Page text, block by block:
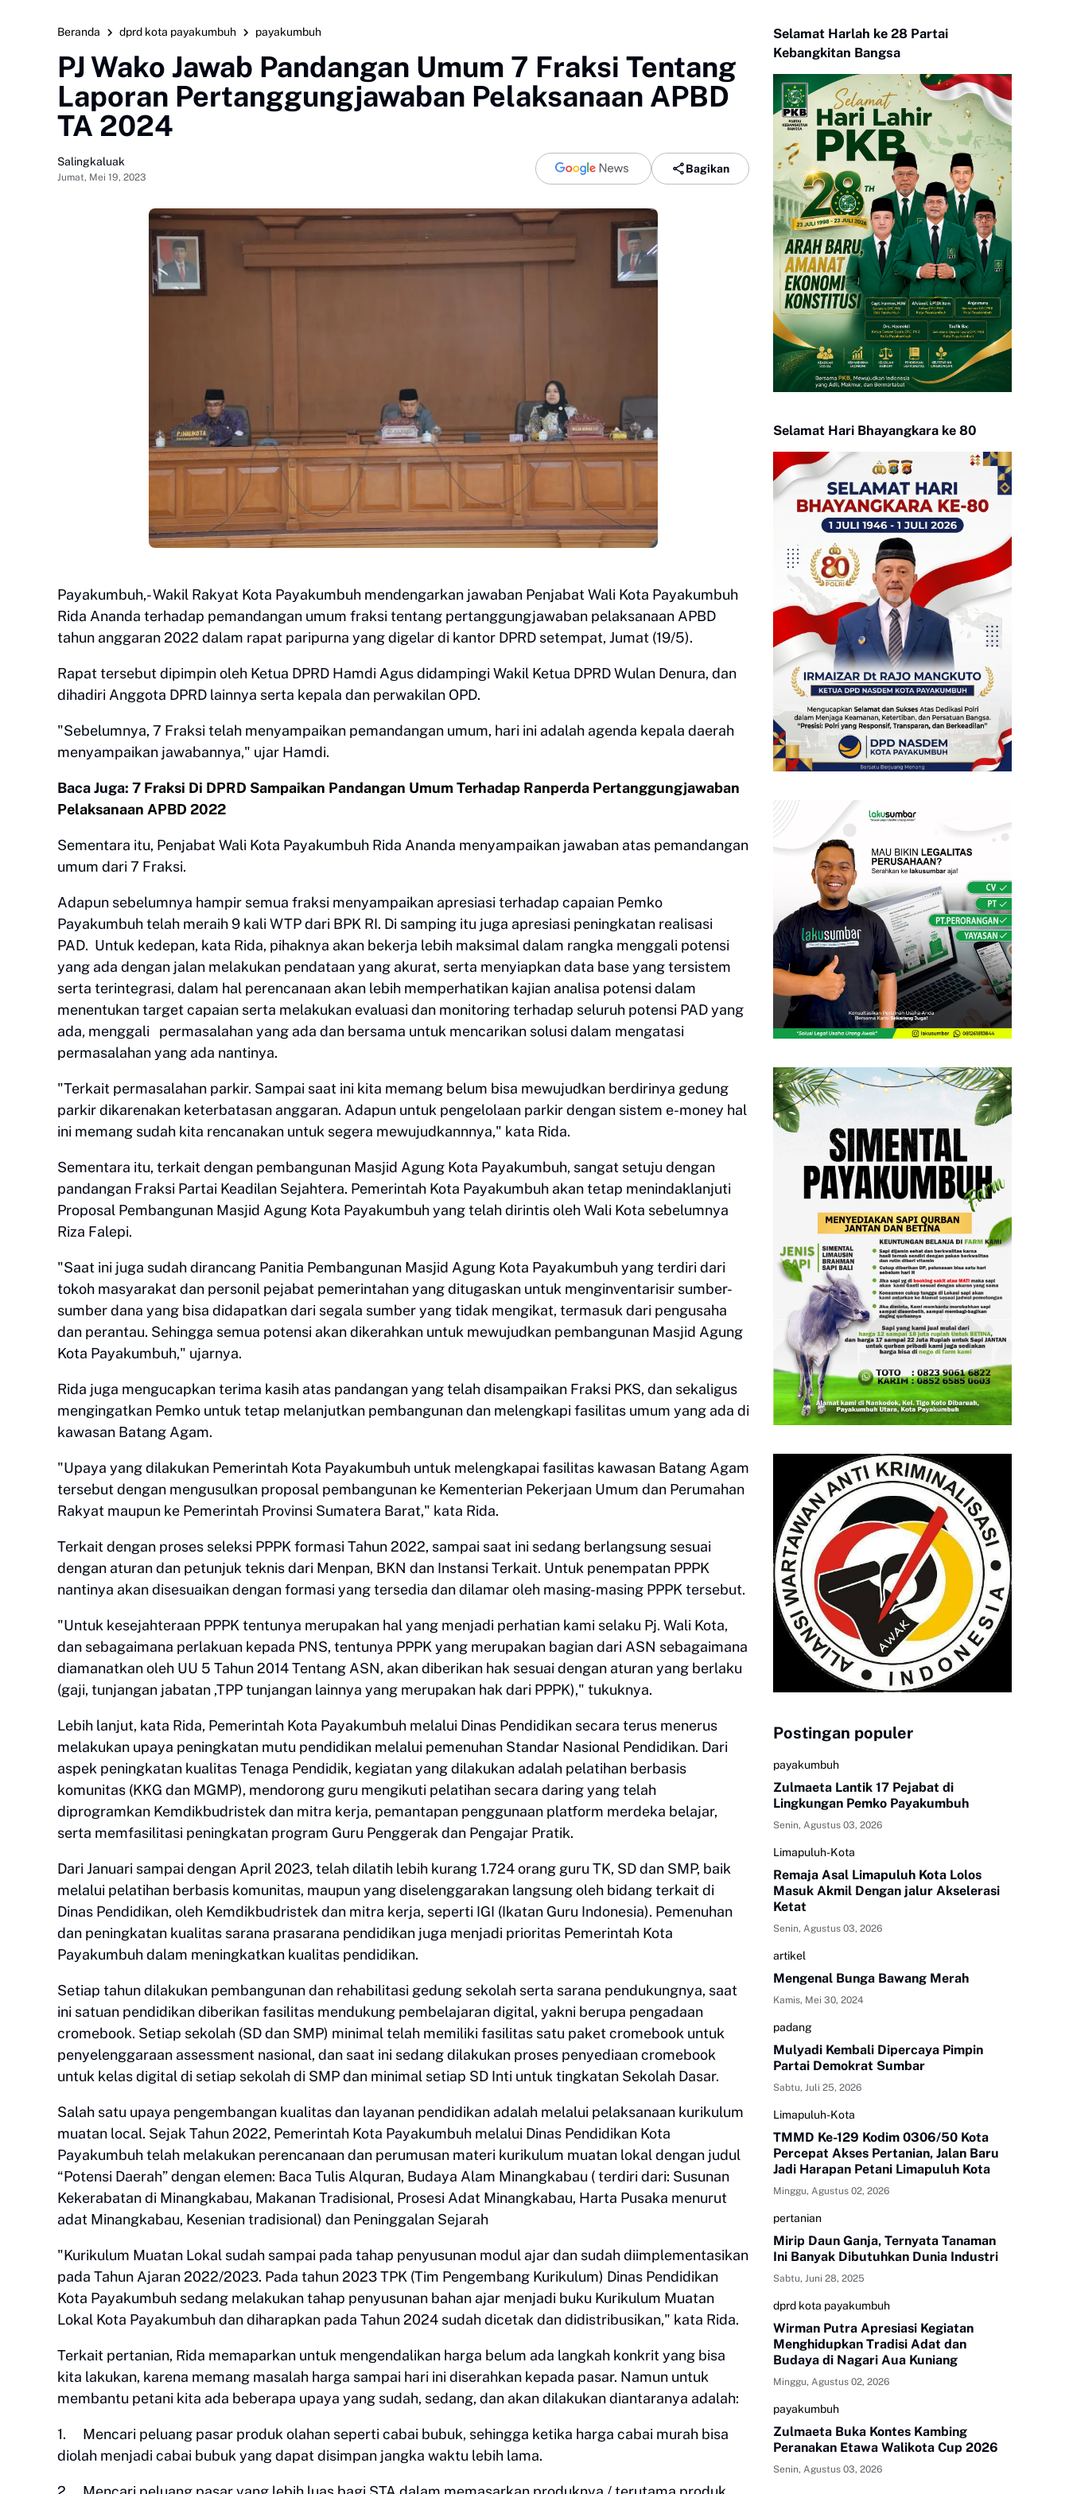
Beranda dprd kota payakumbuh payakumbuh
PJ Wako Jawab Pandangan Umum 7 Fraksi Tentang
Laporan Pertanggungjawaban Pelaksanaan APBD
TA 2024
Salingkaluak
Jumat, Mei 19, 2023
Bagikan
Payakumbuh,- Wakil Rakyat Kota Payakumbuh mendengarkan jawaban Penjabat Wali Kota Payakumbuh
Rida Ananda terhadap pemandangan umum fraksi tentang pertanggungjawaban pelaksanaan APBD
tahun anggaran 2022 dalam rapat paripurna yang digelar di kantor DPRD setempat, Jumat (19/5).
Rapat tersebut dipimpin oleh Ketua DPRD Hamdi Agus didampingi Wakil Ketua DPRD Wulan Denura, dan
dihadiri Anggota DPRD lainnya serta kepala dan perwakilan OPD.
"Sebelumnya, 7 Fraksi telah menyampaikan pemandangan umum, hari ini adalah agenda kepala daerah
menyampaikan jawabannya," ujar Hamdi.
Baca Juga: 7 Fraksi Di DPRD Sampaikan Pandangan Umum Terhadap Ranperda Pertanggungjawaban
Pelaksanaan APBD 2022
Sementara itu, Penjabat Wali Kota Payakumbuh Rida Ananda menyampaikan jawaban atas pemandangan
umum dari 7 Fraksi.
Adapun sebelumnya hampir semua fraksi menyampaikan apresiasi terhadap capaian Pemko
Payakumbuh telah meraih 9 kali WTP dari BPK RI. Di samping itu juga apresiasi peningkatan realisasi
PAD. Untuk kedepan, kata Rida, pihaknya akan bekerja lebih maksimal dalam rangka menggali potensi
yang ada dengan jalan melakukan pendataan yang akurat, serta menyiapkan data base yang tersistem
serta terintegrasi, dalam hal perencanaan akan lebih memperhatikan kajian analisa potensi dalam
menentukan target capaian serta melakukan evaluasi dan monitoring terhadap seluruh potensi PAD yang
ada, menggali
permasalahan yang ada dan bersama untuk mencarikan solusi dalam mengatasi
permasalahan yang ada nantinya.
"Terkait permasalahan parkir. Sampai saat ini kita memang belum bisa mewujudkan berdirinya gedung
parkir dikarenakan keterbatasan anggaran. Adapun untuk pengelolaan parkir dengan sistem e-money hal
ini memang sudah kita rencanakan untuk segera mewujudkannnya," kata Rida.
Sementara itu, terkait dengan pembangunan Masjid Agung Kota Payakumbuh, sangat setuju dengan
pandangan Fraksi Partai Keadilan Sejahtera. Pemerintah Kota Payakumbuh akan tetap menindaklanjuti
Proposal Pembangunan Masjid Agung Kota Payakumbuh yang telah dirintis oleh Wali Kota sebelumnya
Riza Falepi.
"Saat ini juga sudah dirancang Panitia Pembangunan Masjid Agung Kota Payakumbuh yang terdiri dari
tokoh masyarakat dan personil pejabat pemerintahan yang ditugaskan untuk menginventarisir sumber-
sumber dana yang bisa didapatkan dari segala sumber yang tidak mengikat, termasuk dari pengusaha
dan perantau. Sehingga semua potensi akan dikerahkan untuk mewujudkan pembangunan Masjid Agung
Kota Payakumbuh," ujarnya.
Rida juga mengucapkan terima kasih atas pandangan yang telah disampaikan Fraksi PKS, dan sekaligus
mengingatkan Pemko untuk tetap melanjutkan pembangunan dan melengkapi fasilitas umum yang ada di
kawasan Batang Agam.
"Upaya yang dilakukan Pemerintah Kota Payakumbuh untuk melengkapai fasilitas kawasan Batang Agam
tersebut dengan mengusulkan proposal pembangunan ke Kementerian Pekerjaan Umum dan Perumahan
Rakyat maupun ke Pemerintah Provinsi Sumatera Barat," kata Rida.
Terkait dengan proses seleksi PPPK formasi Tahun 2022, sampai saat ini sedang berlangsung sesuai
dengan aturan dan petunjuk teknis dari Menpan, BKN dan Instansi Terkait. Untuk penempatan PPPK
nantinya akan disesuaikan dengan formasi yang tersedia dan dilamar oleh masing-masing PPPK tersebut.
"Untuk kesejahteraan PPPK tentunya merupakan hal yang menjadi perhatian kami selaku Pj. Wali Kota,
dan sebagaimana perlakuan kepada PNS, tentunya PPPK yang merupakan bagian dari ASN sebagaimana
diamanatkan oleh UU 5 Tahun 2014 Tentang ASN, akan diberikan hak sesuai dengan aturan yang berlaku
(gaji, tunjangan jabatan ,TPP tunjangan lainnya yang merupakan hak dari PPPK)," tukuknya.
Lebih lanjut, kata Rida, Pemerintah Kota Payakumbuh melalui Dinas Pendidikan secara terus menerus
melakukan upaya peningkatan mutu pendidikan melalui pemenuhan Standar Nasional Pendidikan. Dari
aspek peningkatan kualitas Tenaga Pendidik, kegiatan yang dilakukan adalah pelatihan berbasis
komunitas (KKG dan MGMP), mendorong guru mengikuti pelatihan secara daring yang telah
diprogramkan Kemdikbudristek dan mitra kerja, pemantapan penggunaan platform merdeka belajar,
serta memfasilitasi peningkatan program Guru Penggerak dan Pengajar Pratik.
Dari Januari sampai dengan April 2023, telah dilatih lebih kurang 1.724 orang guru TK, SD dan SMP, baik
melalui pelatihan berbasis komunitas, maupun yang diselenggarakan langsung oleh bidang terkait di
Dinas Pendidikan, oleh Kemdikbudristek dan mitra kerja, seperti IGI (Ikatan Guru Indonesia). Pemenuhan
dan peningkatan kualitas sarana prasarana pendidikan juga menjadi prioritas Pemerintah Kota
Payakumbuh dalam meningkatkan kualitas pendidikan.
Setiap tahun dilakukan pembangunan dan rehabilitasi gedung sekolah serta sarana pendukungnya, saat
ini satuan pendidikan diberikan fasilitas mendukung pembelajaran digital, yakni berupa pengadaan
cromebook. Setiap sekolah (SD dan SMP) minimal telah memiliki fasilitas satu paket cromebook untuk
penyelenggaraan assessment nasional, dan saat ini sedang dilakukan proses penyediaan cromebook
untuk kelas digital di setiap sekolah di SMP dan minimal setiap SD Inti untuk tingkatan Sekolah Dasar.
Salah satu upaya pengembangan kualitas dan layanan pendidikan adalah melalui pelaksanaan kurikulum
muatan local. Sejak Tahun 2022, Pemerintah Kota Payakumbuh melalui Dinas Pendidikan Kota
Payakumbuh telah melakukan perencanaan dan perumusan materi kurikulum muatan lokal dengan judul
“Potensi Daerah” dengan elemen: Baca Tulis Alquran, Budaya Alam Minangkabau ( terdiri dari: Susunan
Kekerabatan di Minangkabau, Makanan Tradisional, Prosesi Adat Minangkabau, Harta Pusaka menurut
adat Minangkabau, Kesenian tradisional) dan Peninggalan Sejarah
"Kurikulum Muatan Lokal sudah sampai pada tahap penyusunan modul ajar dan sudah diimplementasikan
pada Tahun Ajaran 2022/2023. Pada tahun 2023 TPK (Tim Pengembang Kurikulum) Dinas Pendidikan
Kota Payakumbuh sedang melakukan tahap penyusunan bahan ajar menjadi buku Kurikulum Muatan
Lokal Kota Payakumbuh dan diharapkan pada Tahun 2024 sudah dicetak dan didistribusikan," kata Rida.
Terkait pertanian, Rida memaparkan untuk mengendalikan harga belum ada langkah konkrit yang bisa
kita lakukan, karena memang masalah harga sampai hari ini diserahkan kepada pasar. Namun untuk
membantu petani kita ada beberapa upaya yang sudah, sedang, dan akan dilakukan diantaranya adalah:
1.
Mencari peluang pasar produk olahan seperti cabai bubuk, sehingga ketika harga cabai murah bisa
diolah menjadi cabai bubuk yang dapat disimpan jangka waktu lebih lama.
Selamat Harlah ke 28 Partai
Kebangkitan Bangsa
Selamat Hari Bhayangkara ke 80
Postingan populer
payakumbuh
Zulmaeta Lantik 17 Pejabat di
Lingkungan Pemko Payakumbuh
Senin, Agustus 03, 2026
Limapuluh-Kota
Remaja Asal Limapuluh Kota Lolos
Masuk Akmil Dengan jalur Akselerasi
Ketat
Senin, Agustus 03, 2026
artikel
Mengenal Bunga Bawang Merah
Kamis, Mei 30, 2024
padang
Mulyadi Kembali Dipercaya Pimpin
Partai Demokrat Sumbar
Sabtu, Juli 25, 2026
Limapuluh-Kota
TMMD Ke-129 Kodim 0306/50 Kota
Percepat Akses Pertanian, Jalan Baru
Jadi Harapan Petani Limapuluh Kota
Minggu, Agustus 02, 2026
pertanian
Mirip Daun Ganja, Ternyata Tanaman
Ini Banyak Dibutuhkan Dunia Industri
Sabtu, Juni 28, 2025
dprd kota payakumbuh
Wirman Putra Apresiasi Kegiatan
Menghidupkan Tradisi Adat dan
Budaya di Nagari Aua Kuniang
Minggu, Agustus 02, 2026
payakumbuh
Zulmaeta Buka Kontes Kambing
Peranakan Etawa Walikota Cup 2026
Senin, Agustus 03, 2026